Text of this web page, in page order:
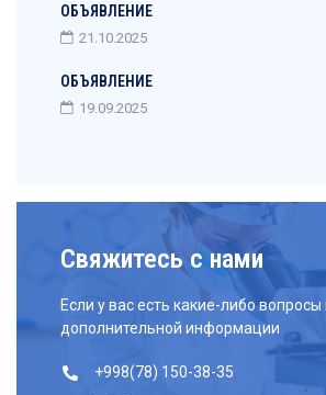
ОБЪЯВЛЕНИЕ
21.10.2025
ОБЪЯВЛЕНИЕ
19.09.2025
Свяжитесь с нами
Если у вас есть какие-либо вопросы
дополнительной информации
+998(78) 150-38-35